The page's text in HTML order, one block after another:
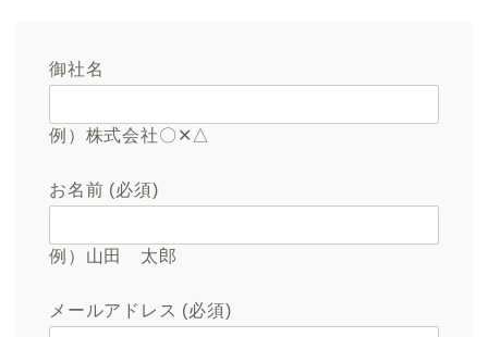
御社名
例）株式会社〇✕△
お名前 (必須)
例）山田 太郎
メールアドレス (必須)